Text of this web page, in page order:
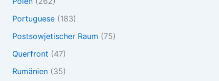
Portuguese(183)
Postsowjetischer Raum (75)
Querfront (47)
Rumänien(35)